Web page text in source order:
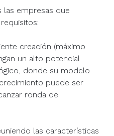
las empresas que
creación (máximo
un alto potencial
donde su modelo
puede ser
ronda de
las características